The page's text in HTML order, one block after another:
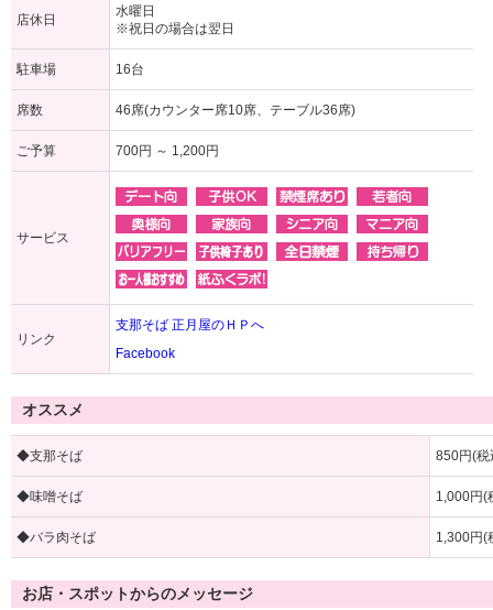
店休日
水曜日
※祝日の場合は翌日
駐車場 16台
席数 46席(カウンター席10席、テーブル36席)
ご予算 700円 ～ 1,200円
サービス
リンク
支那そば 正月屋のＨＰへ
Facebook
オススメ
◆支那そば 850円(税
◆味噌そば 1,000円(
◆バラ肉そば 1,300円(
お店・スポットからのメッセージ